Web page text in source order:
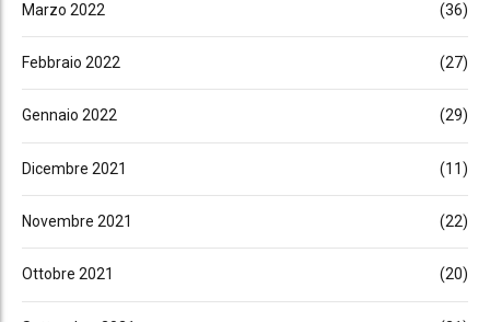
Marzo 2022 (36)
Febbraio 2022 (27)
Gennaio 2022 (29)
Dicembre 2021 (11)
Novembre 2021 (22)
Ottobre 2021 (20)